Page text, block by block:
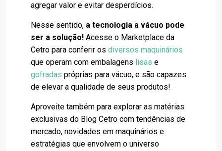
agregar valor e evitar desperdícios.
Nesse sentido, a tecnologia a vácuo pode
ser a solução! Acesse o Marketplace da
Cetro para conferir os diversos maquinários
que operam com embalagens lisas e
gofradas próprias para vácuo, e são capazes
de elevar a qualidade de seus produtos!
Aproveite também para explorar as matérias
exclusivas do Blog Cetro com tendências de
mercado, novidades em maquinários e
estratégias que envolvem o universo